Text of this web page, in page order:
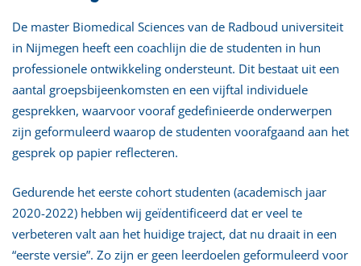
De master Biomedical Sciences van de Radboud universiteit
in Nijmegen heeft een coachlijn die de studenten in hun
professionele ontwikkeling ondersteunt. Dit bestaat uit een
aantal groepsbijeenkomsten en een vijftal individuele
gesprekken, waarvoor vooraf gedefinieerde onderwerpen
zijn geformuleerd waarop de studenten voorafgaand aan het
gesprek op papier reflecteren.
Gedurende het eerste cohort studenten (academisch jaar
2020-2022) hebben wij geïdentificeerd dat er veel te
verbeteren valt aan het huidige traject, dat nu draait in een
“eerste versie”. Zo zijn er geen leerdoelen geformuleerd voor